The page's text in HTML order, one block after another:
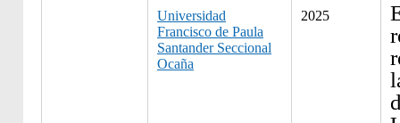
Universidad
Francisco de Paula
Santander Seccional
Ocaña
2025